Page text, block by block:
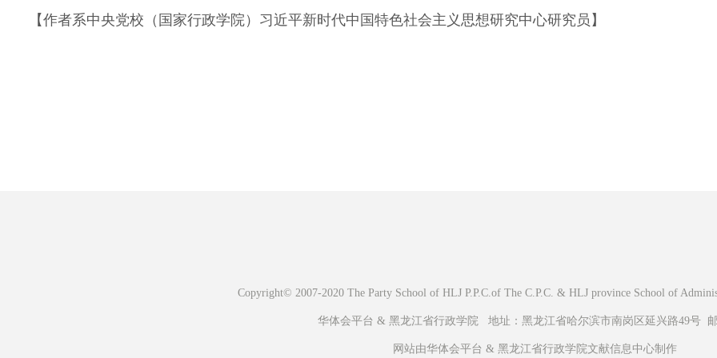
【作者系中央党校（国家行政学院）习近平新时代中国特色社会主义思想研究中心研究员】
Copyright© 2007-2020 The Party School of HLJ P.P.C.of The C.P.C. & HLJ province School of
华体会平台 & 黑龙江省行政学院 地址：黑龙江省哈尔滨市南岗区延兴路49号 邮
网站由华体会平台 & 黑龙江省行政学院文献信息中心制作